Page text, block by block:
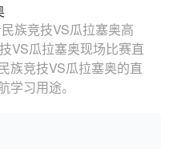
族竞技VS瓜拉塞奥高
VS瓜拉塞奥现场比赛直
族竞技VS瓜拉塞奥的直
学习用途。